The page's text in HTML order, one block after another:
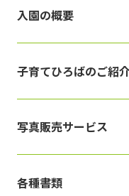
入園の概要
子育てひろばのご紹
写真販売サービス
各種書類